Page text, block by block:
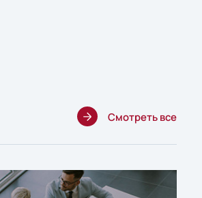
Смотреть все